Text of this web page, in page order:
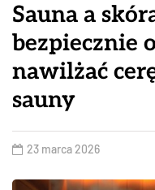
Sauna a
bezpiecznie
nawilżać
sauny
23 marca 2026